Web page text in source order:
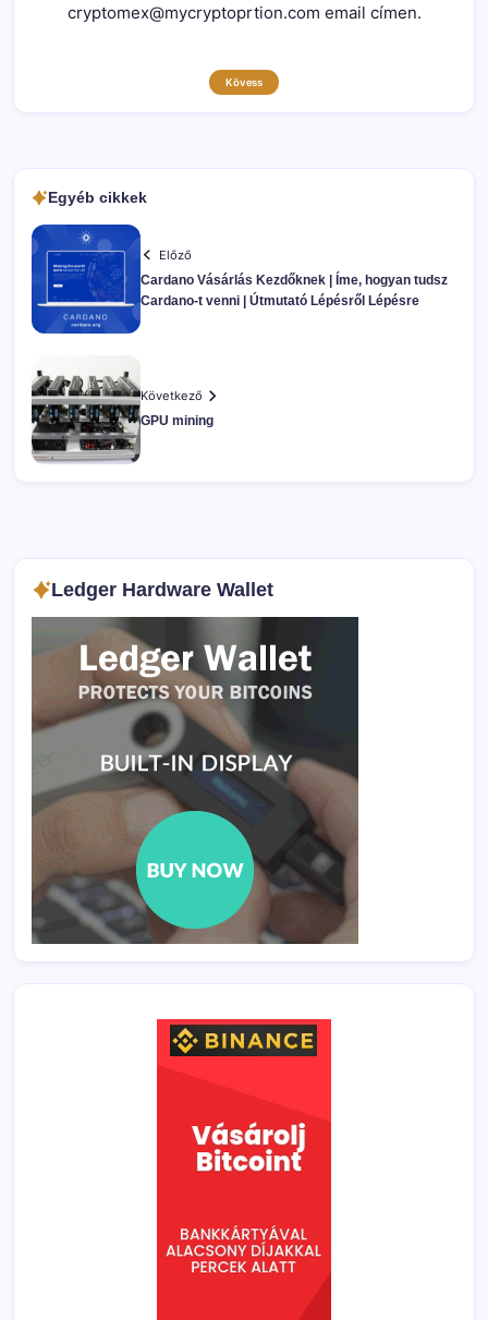
cryptomex@mycryptoprtion.com email címen.
Kövess
Egyéb cikkek
Előző
Cardano Vásárlás Kezdőknek | Íme, hogyan tudsz
Cardano-t venni | Útmutató Lépésről Lépésre
Következő
GPU mining
Ledger Hardware Wallet